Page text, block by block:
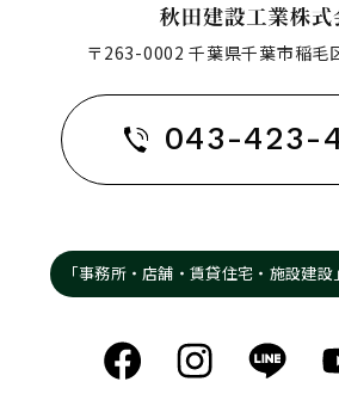
〒263-0002 千葉県千葉市稲
043-423-
「事務所・店舗・賃貸住宅・施設建